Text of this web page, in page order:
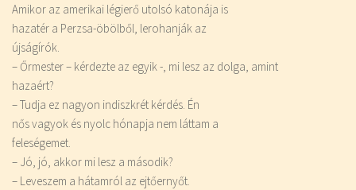
Amikor az amerikai légierő utolsó katonája is
hazatér a Perzsa-öbölből, lerohanják az
újságírók.
– Őrmester – kérdezte az egyik -, mi lesz az dolga, amint
hazaért?
– Tudja ez nagyon indiszkrét kérdés. Én
nős vagyok és nyolc hónapja nem láttam a
feleségemet.
– Jó, jó, akkor mi lesz a második?
– Leveszem a hátamról az ejtőernyőt.